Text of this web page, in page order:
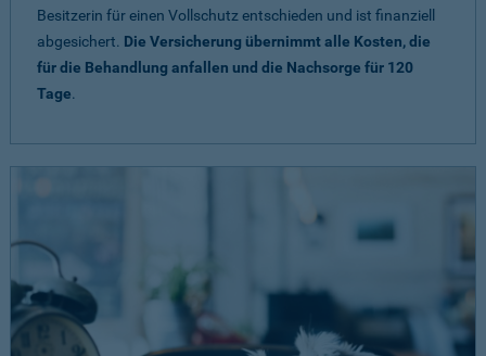
Besitzerin für einen Vollschutz entschieden und ist finanziell
abgesichert. Die Versicherung übernimmt alle Kosten, die
für die Behandlung anfallen und die Nachsorge für 120
Tage.